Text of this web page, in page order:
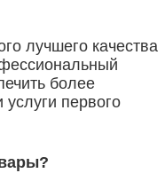
лучшего качества
более
первого